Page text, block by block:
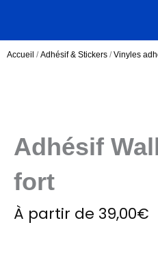
Accueil /Adhésif & Stickers /Vinyles
Adhésif
fort
À partir de 39,00€